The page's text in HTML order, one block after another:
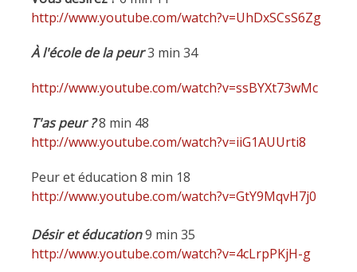
http://www.youtube.com/watch?v=UhDxSCsS6Zg
À l'école de la peur3 min 34
http://www.youtube.com/watch?v=ssBYXt73wMc
T'as peur ?8 min 48
http://www.youtube.com/watch?v=iiG1AUUrti8
Peur et éducation 8 min 18
http://www.youtube.com/watch?v=GtY9MqvH7j0
Désir et éducation9 min 35
http://www.youtube.com/watch?v=4cLrpPKjH-g